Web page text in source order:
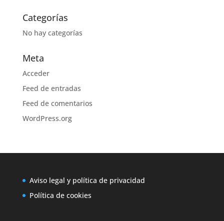
Categorías
No hay categorías
Meta
Acceder
Feed de entradas
Feed de comentarios
WordPress.org
Aviso legal y política de privacidad
Política de cookies